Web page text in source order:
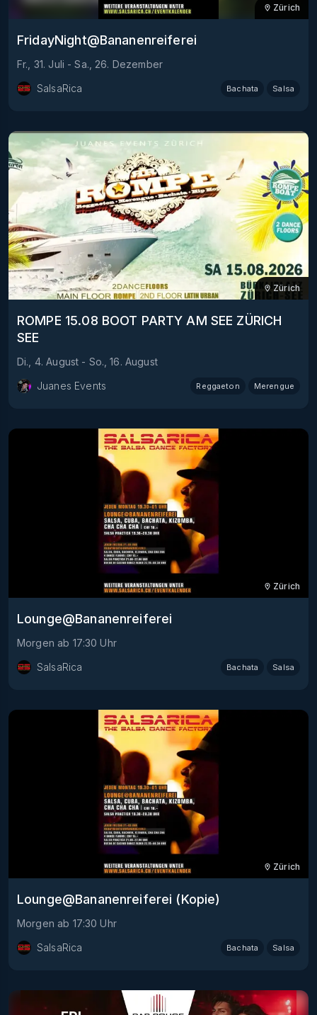
Zürich
FridayNight@Bananenreiferei
Fr., 31. Juli - Sa., 26. Dezember
SalsaRica
Bachata Salsa
Zürich
ROMPE 15.08 BOOT PARTY AM SEE ZÜRICH
SEE
Di., 4. August - So., 16. August
Juanes Events
Reggaeton Merengue
Zürich
Lounge@Bananenreiferei
Morgen ab 17:30 Uhr
SalsaRica
Bachata Salsa
Zürich
Lounge@Bananenreiferei (Kopie)
Morgen ab 17:30 Uhr
SalsaRica
Bachata Salsa